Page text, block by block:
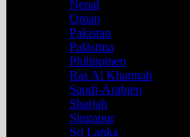
Nepal
Oman
Pakistan
Palästina
Philippinen
Ras Al Khaimah
Saudi-Arabien
Sharjah
Singapur
Sri Lanka